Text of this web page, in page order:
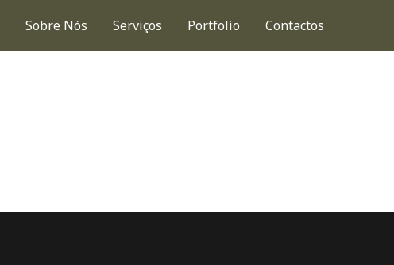
Sobre Nós Serviços Portfolio Contactos